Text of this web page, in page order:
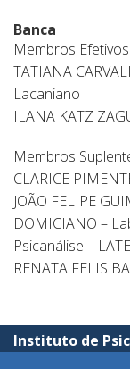
Banca
Membros Efetivos
TATIANA
Lacaniano
ILANA KATZ
Membros
CLARICE
JOÃO FELIPE
DOMICIANO –
Psicanálise –
RENATA FELIS
Instituto de